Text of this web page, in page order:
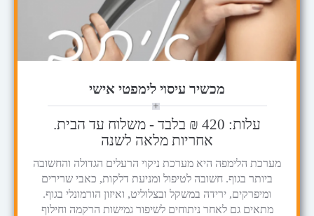
מכשיר עיסוי לימפטי אישי
עלות: 420 ₪ בלבד - משלוח עד הבית.
אחריות מלאה לשנה
מערכת הלימפה היא מערכת ניקוי הרעלים הגדולה והחשובה
ביותר בגוף. חשובה לטיפול ומניעת דלקות, כאבי שרירים
ומיפרקים, ירידה במשקל ובצלוליט, ואיזון הורמונלי בגוף.
מתאים גם לאחר ניתוחים לשיפור גמישות הרקמה וחילוף